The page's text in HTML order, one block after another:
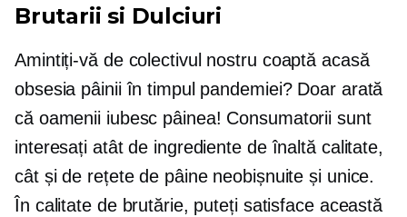
Brutarii si Dulciuri
Amintiți-vă de colectivul nostru coaptă acasă
obsesia pâinii în timpul pandemiei? Doar arată
că oamenii iubesc pâinea! Consumatorii sunt
interesați atât de ingrediente de înaltă calitate,
cât și de rețete de pâine neobișnuite și unice.
În calitate de brutărie, puteți satisface această